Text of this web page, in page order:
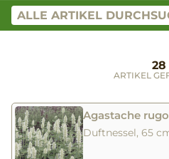
28
ARTIKEL
Agastache
Duftnessel, 65